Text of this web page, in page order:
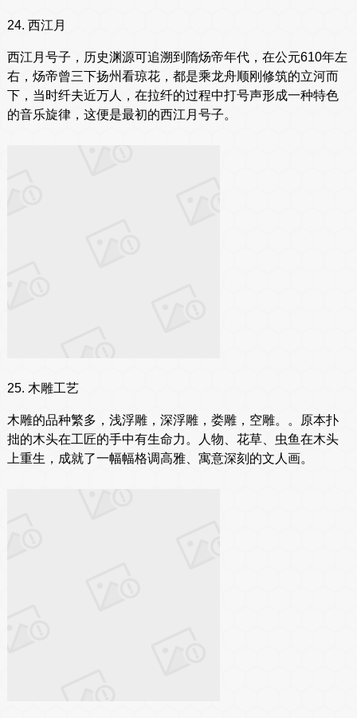
24. 西江月
西江月号子，历史渊源可追溯到隋炀帝年代，在公元610年左
右，炀帝曾三下扬州看琼花，都是乘龙舟顺刚修筑的立河而
下，当时纤夫近万人，在拉纤的过程中打号声形成一种特色
的音乐旋律，这便是最初的西江月号子。
25. 木雕工艺
木雕的品种繁多，浅浮雕，深浮雕，娄雕，空雕。。原本扑
拙的木头在工匠的手中有生命力。人物、花草、虫鱼在木头
上重生，成就了一幅幅格调高雅、寓意深刻的文人画。